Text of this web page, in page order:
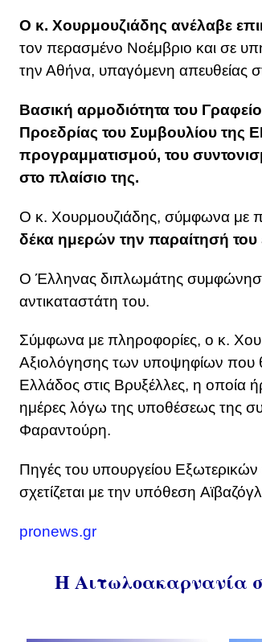
Ο κ. Χουρμουζιάδης ανέλαβε
τον περασμένο Νοέμβριο και σε
την Αθήνα, υπαγόμενη απευθείας
Βασική αρμοδιότητα του
Προεδρίας του Συμβουλίου της
προγραμματισμού, του
στο πλαίσιο της.
Ο κ. Χουρμουζιάδης, σύμφωνα με
δέκα ημερών την παραίτησή του
Ο Έλληνας διπλωμάτης συμφώνησε
αντικαταστάτη του.
Σύμφωνα με πληροφορίες, ο κ.
Αξιολόγησης των υποψηφίων που
Ελλάδος στις Βρυξέλλες, η οποία
ημέρες λόγω της υποθέσεως της
Φαραντούρη.
Πηγές του υπουργείου
σχετίζεται με την υπόθεση
pronews.gr
Η Αιτωλοακαρνανία